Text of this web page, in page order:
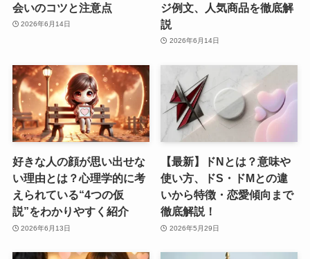
会いのコツと注意点
2026年6月14日
ジ例文、人気商品を徹底解
説
2026年6月14日
好きな人の顔が思い出せな
い理由とは？心理学的に考
えられている“4つの仮
説”をわかりやすく紹介
2026年6月13日
【最新】ドNとは？意味や
使い方、ドS・ドMとの違
いから特徴・恋愛傾向まで
徹底解説！
2026年5月29日